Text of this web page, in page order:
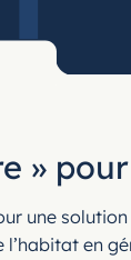
»
une
en